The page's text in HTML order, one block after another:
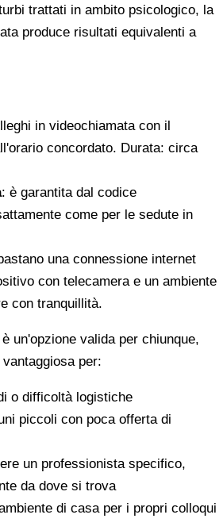
trattati in ambito psicologico, la
produce risultati equivalenti a
in videochiamata con il
concordato. Durata: circa
: è garantita dal codice
come per le sedute in
una connessione internet
con telecamera e un ambiente
con tranquillità.
un'opzione valida per chiunque,
per:
o difficoltà logistiche
piccoli con poca offerta di
un professionista specifico,
da dove si trova
di casa per i propri colloqui